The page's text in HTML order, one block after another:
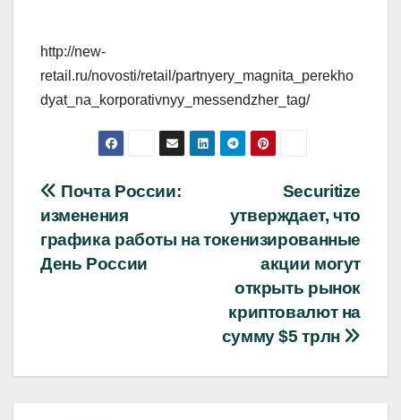
http://new-
retail.ru/novosti/retail/partnyery_magnita_perekho
dyat_na_korporativnyy_messendzher_tag/
Навигация
по
записям
Securitize
утверждает, что
токенизированные
акции могут
открыть рынок
криптовалют на
сумму $5 трлн
Почта России:
изменения
графика работы на
День России